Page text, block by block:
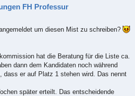
FH Professur
um diesen Mist zu schreiben?
hat die Beratung für die Liste ca.
dann dem Kandidaten noch während
dass er auf Platz 1 stehen wird. Das nennt
später erteilt. Das entscheidende